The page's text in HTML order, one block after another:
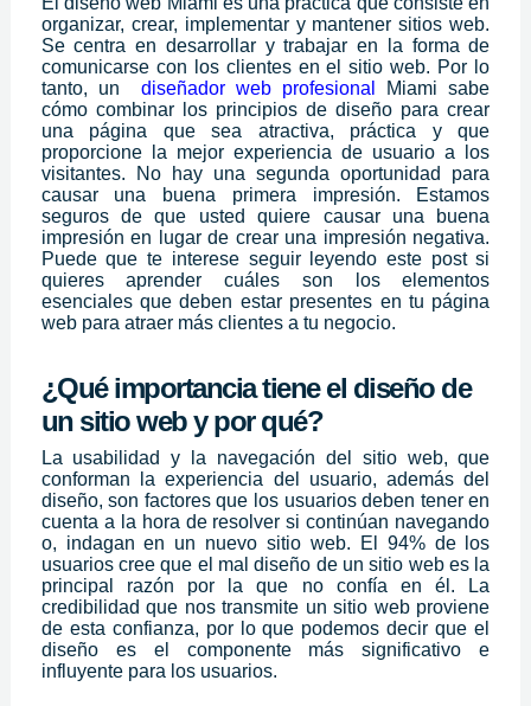
organizar, crear, implementar y mantener sitios web.
Se centra en desarrollar y trabajar en la forma de
comunicarse con los clientes en el sitio web. Por lo
tanto, un
diseñador web profesional
Miami sabe
cómo combinar los principios de diseño para crear
una página que sea atractiva, práctica y que
proporcione la mejor experiencia de usuario a los
visitantes. No hay una segunda oportunidad para
causar una buena primera impresión. Estamos
seguros de que usted quiere causar una buena
impresión en lugar de crear una impresión negativa.
Puede que te interese seguir leyendo este post si
quieres aprender cuáles son los elementos
esenciales que deben estar presentes en tu página
web para atraer más clientes a tu negocio.
¿Qué importancia tiene el diseño de
un sitio web y por qué?
La usabilidad y la navegación del sitio web, que
conforman la experiencia del usuario, además del
diseño, son factores que los usuarios deben tener en
cuenta a la hora de resolver si continúan navegando
o, indagan en un nuevo sitio web. El 94% de los
usuarios cree que el mal diseño de un sitio web es la
principal razón por la que no confía en él. La
credibilidad que nos transmite un sitio web proviene
de esta confianza, por lo que podemos decir que el
diseño es el componente más significativo e
influyente para los usuarios.